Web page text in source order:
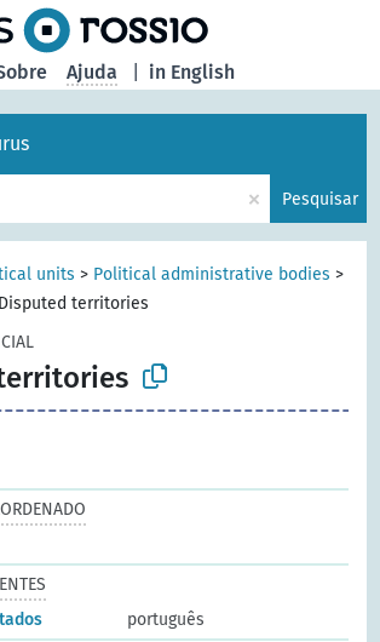
in English
Ajuda
× Pesquisar
units > Political administrative bodies >
Disputed territories
português